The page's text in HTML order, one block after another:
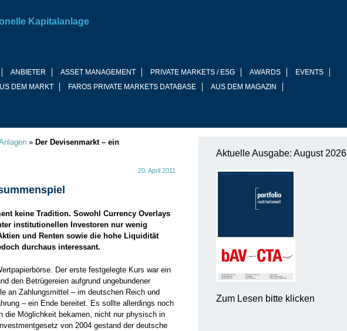
ANBIETER ASSET MANAGEMENT PRIVATE MARKETS / ESG AWARDS
EVENTS
DEM MARKT
FAROS PRIVATE MARKETS DATABASE AUS DEM MAGAZIN
Kapitalanlage
» Der Devisenmarkt – ein
20. April 2011
keine Tradition. Sowohl Currency Overlays
institutionellen Investoren nur wenig
und Renten sowie die hohe Liquidität
durchaus interessant.
Der erste­ festgelegte Kurs war ein
den Betrügereien aufgrund ungebundener
an Zahlungsmittel – im deutschen Reich und
– ein Ende bereitet. Es sollte allerdings noch
die Möglichkeit bekamen, nicht nur physisch in
von 2004 gestand der deutsche
Aktuelle Ausgabe: August 2026
Zum Lesen bitte klicken